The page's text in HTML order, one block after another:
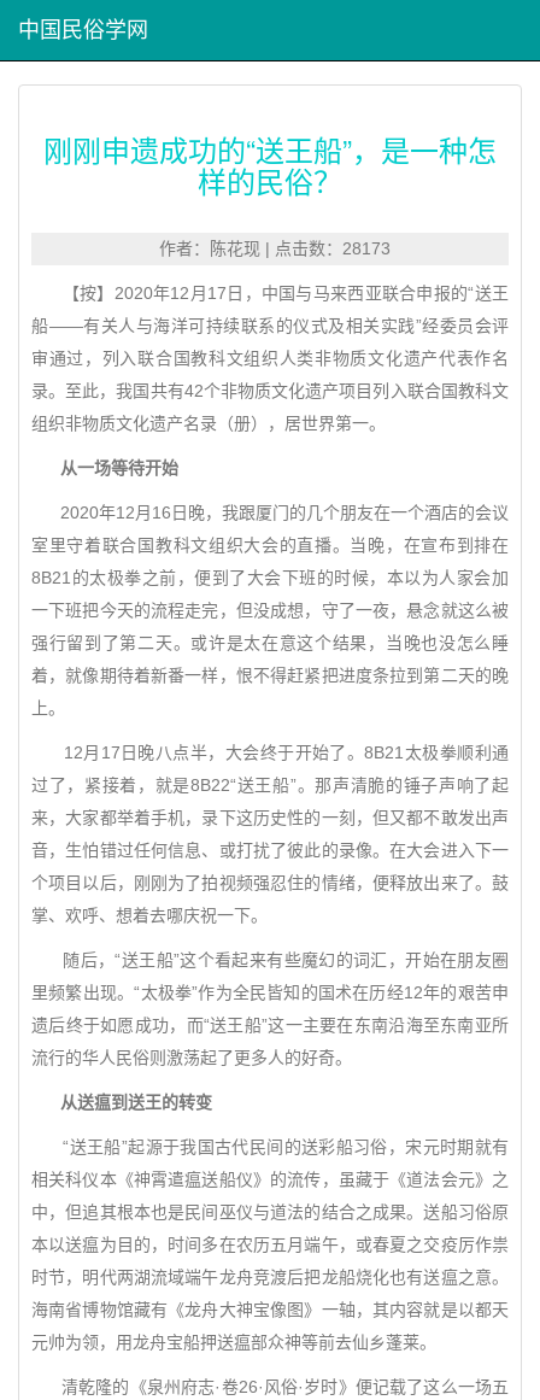
中国民俗学网
刚刚申遗成功的“送王船”，是一种怎
样的民俗？
作者：陈花现 | 点击数：28173
【按】2020年12月17日，中国与马来西亚联合申报的“送王
船——有关人与海洋可持续联系的仪式及相关实践”经委员会评
审通过，列入联合国教科文组织人类非物质文化遗产代表作名
录。至此，我国共有42个非物质文化遗产项目列入联合国教科文
组织非物质文化遗产名录（册），居世界第一。
从一场等待开始
2020年12月16日晚，我跟厦门的几个朋友在一个酒店的会议
室里守着联合国教科文组织大会的直播。当晚，在宣布到排在
8B21的太极拳之前，便到了大会下班的时候，本以为人家会加
一下班把今天的流程走完，但没成想，守了一夜，悬念就这么被
强行留到了第二天。或许是太在意这个结果，当晚也没怎么睡
着，就像期待着新番一样，恨不得赶紧把进度条拉到第二天的晚
上。
12月17日晚八点半，大会终于开始了。8B21太极拳顺利通
过了，紧接着，就是8B22“送王船”。那声清脆的锤子声响了起
来，大家都举着手机，录下这历史性的一刻，但又都不敢发出声
音，生怕错过任何信息、或打扰了彼此的录像。在大会进入下一
个项目以后，刚刚为了拍视频强忍住的情绪，便释放出来了。鼓
掌、欢呼、想着去哪庆祝一下。
随后，“送王船”这个看起来有些魔幻的词汇，开始在朋友圈
里频繁出现。“太极拳”作为全民皆知的国术在历经12年的艰苦申
遗后终于如愿成功，而“送王船”这一主要在东南沿海至东南亚所
流行的华人民俗则激荡起了更多人的好奇。
从送瘟到送王的转变
“送王船”起源于我国古代民间的送彩船习俗，宋元时期就有
相关科仪本《神霄遣瘟送船仪》的流传，虽藏于《道法会元》之
中，但追其根本也是民间巫仪与道法的结合之成果。送船习俗原
本以送瘟为目的，时间多在农历五月端午，或春夏之交疫厉作祟
时节，明代两湖流域端午龙舟竞渡后把龙船烧化也有送瘟之意。
海南省博物馆藏有《龙舟大神宝像图》一轴，其内容就是以都天
元帅为领，用龙舟宝船押送瘟部众神等前去仙乡蓬莱。
清乾隆的《泉州府志·卷26·风俗·岁时》便记载了这么一场五